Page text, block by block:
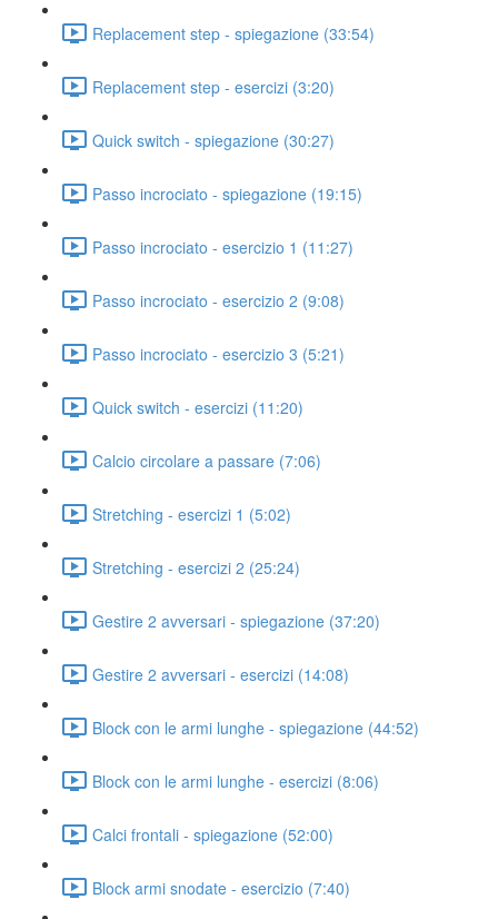
Replacement step - spiegazione (33:54)
Replacement step - esercizi (3:20)
Quick switch - spiegazione (30:27)
Passo incrociato - spiegazione (19:15)
Passo incrociato - esercizio 1 (11:27)
Passo incrociato - esercizio 2 (9:08)
Passo incrociato - esercizio 3 (5:21)
Quick switch - esercizi (11:20)
Calcio circolare a passare (7:06)
Stretching - esercizi 1 (5:02)
Stretching - esercizi 2 (25:24)
Gestire 2 avversari - spiegazione (37:20)
Gestire 2 avversari - esercizi (14:08)
Block con le armi lunghe - spiegazione (44:52)
Block con le armi lunghe - esercizi (8:06)
Calci frontali - spiegazione (52:00)
Block armi snodate - esercizio (7:40)